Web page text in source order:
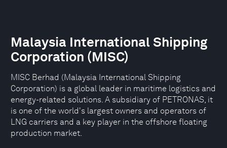
Malaysia International Shipping
Corporation (MISC)
MISC Berhad (Malaysia International Shipping
Corporation) is a global leader in maritime logistics and
energy-related solutions. A subsidiary of PETRONAS, it
is one of the world's largest owners and operators of
LNG carriers and a key player in the offshore floating
production market.